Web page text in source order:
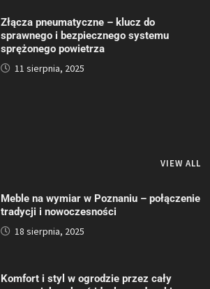
Złącza pneumatyczne – klucz do
sprawnego i bezpiecznego systemu
sprężonego powietrza
11 sierpnia, 2025
VIEW ALL
Meble na wymiar w Poznaniu – połączenie
tradycji i nowoczesności
18 sierpnia, 2025
Komfort i styl w ogrodzie przez cały